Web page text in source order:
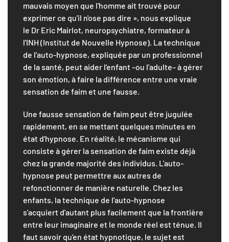
mauvais moyen que l'homme ait trouvé pour
exprimer ce qu'il n'ose pas dire », nous explique
le Dr Eric Mairlot, neuropsychiatre, formateur à
l'INH (Institut de Nouvelle Hypnose). La technique
de l'auto-hypnose, expliquée par un professionnel
de la santé, peut aider l'enfant –ou l'adulte– à gérer
son émotion, à faire la différence entre une vraie
sensation de faim et une fausse.
Une fausse sensation de faim peut être jugulée
rapidement, en se mettant quelques minutes en
état d'hypnose. En réalité, le mécanisme qui
consiste à gérer la sensation de faim existe déjà
chez la grande majorité des individus. L'auto-
hypnose peut permettre aux autres de
refonctionner de manière naturelle. Chez les
enfants, la technique de l'auto-hypnose
s'acquiert d'autant plus facilement que la frontière
entre leur imaginaire et le monde réel est ténue. Il
faut savoir qu'en état hypnotique, le sujet est